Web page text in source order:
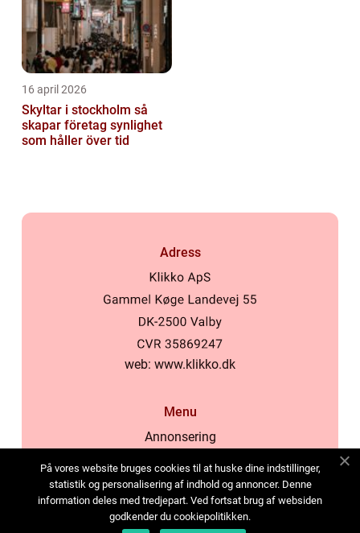
16 april 2026
Skyltar i stockholm så
skapar företag synlighet
som håller över tid
Adress
web: www.klikko.dk
Menu
Annonsering
Cookies
Kontakta oss
Sitemap
På vores website bruges cookies til at huske dine indstillinger,
statistik og personalisering af indhold og annoncer. Denne
information deles med tredjepart. Ved fortsat brug af websiden
godkender du cookiepolitikken.